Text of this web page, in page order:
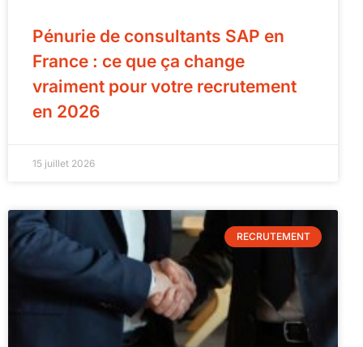
Pénurie de consultants SAP en
France : ce que ça change
vraiment pour votre recrutement
en 2026
15 juillet 2026
RECRUTEMENT